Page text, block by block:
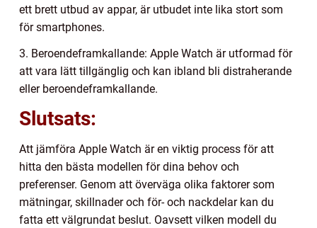
ett brett utbud av appar, är utbudet inte lika stort som
för smartphones.
3. Beroendeframkallande: Apple Watch är utformad för
att vara lätt tillgänglig och kan ibland bli distraherande
eller beroendeframkallande.
Slutsats:
Att jämföra Apple Watch är en viktig process för att
hitta den bästa modellen för dina behov och
preferenser. Genom att överväga olika faktorer som
mätningar, skillnader och för- och nackdelar kan du
fatta ett välgrundat beslut. Oavsett vilken modell du